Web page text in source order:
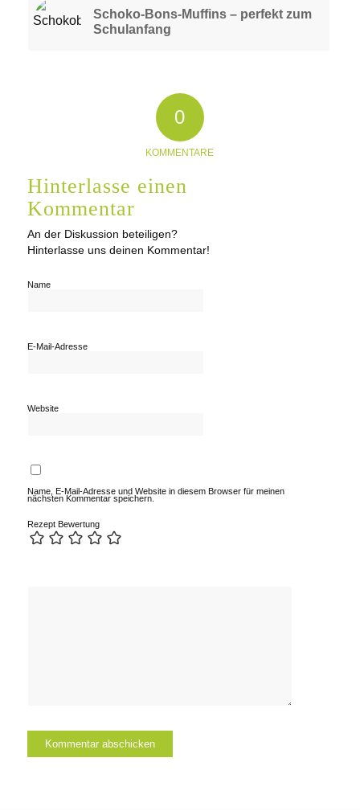
Schoko-Bons-Muffins – perfekt zum
Schulanfang
0
KOMMENTARE
Hinterlasse einen
Kommentar
An der Diskussion beteiligen?
Hinterlasse uns deinen Kommentar!
Name
E-Mail-Adresse
Website
Name, E-Mail-Adresse und Website in diesem Browser für meinen
nächsten Kommentar speichern.
Rezept Bewertung